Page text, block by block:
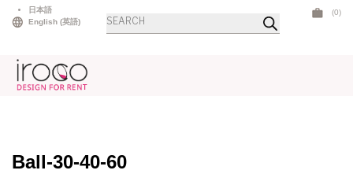
日本語
English (英語)
商
品
(0)
Ball-30-40-60